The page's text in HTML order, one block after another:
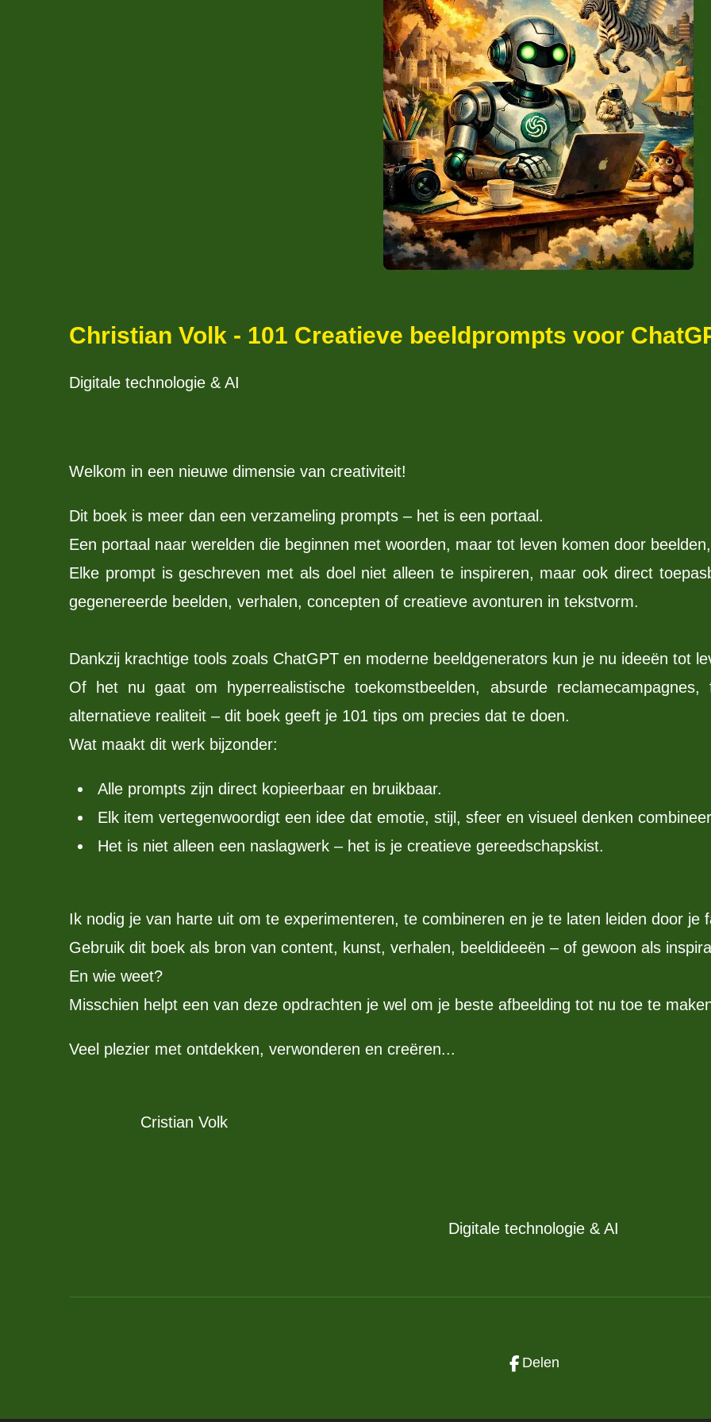
Christian Volk - 101 Creatieve beeldprompts voor
Digitale technologie & AI
Welkom in een nieuwe dimensie van creativiteit!
Dit boek is meer dan een verzameling prompts – het is een portaal.
Een portaal naar werelden die beginnen met woorden, maar tot leven komen door
Elke prompt is geschreven met als doel niet alleen te inspireren, maar ook direct
gegenereerde beelden, verhalen, concepten of creatieve avonturen in tekstvorm.
Dankzij krachtige tools zoals ChatGPT en moderne beeldgenerators kun je nu ideeën tot
Of het nu gaat om hyperrealistische toekomstbeelden, absurde
alternatieve realiteit – dit boek geeft je 101 tips om precies dat te doen.
Wat maakt dit werk bijzonder:
Alle prompts zijn direct kopieerbaar en bruikbaar.
Elk item vertegenwoordigt een idee dat emotie, stijl, sfeer en visueel denken
Het is niet alleen een naslagwerk – het is je creatieve gereedschapskist.
Ik nodig je van harte uit om te experimenteren, te combineren en je te laten leiden door je
Gebruik dit boek als bron van content, kunst, verhalen, beeldideeën – of gewoon als
En wie weet?
Misschien helpt een van deze opdrachten je wel om je beste afbeelding tot nu toe te
Veel plezier met ontdekken, verwonderen en creëren...
Cristian Volk
Digitale technologie & AI
Delen